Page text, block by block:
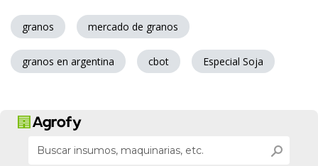
granos mercado de granos
granos en argentina cbot Especial Soja